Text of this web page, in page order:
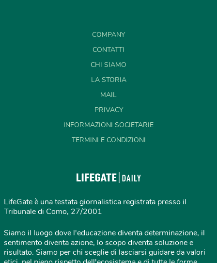
COMPANY
CONTATTI
CHI SIAMO
LA STORIA
MAIL
PRIVACY
INFORMAZIONI SOCIETARIE
TERMINI E CONDIZIONI
LifeGate è una testata giornalistica registrata presso il
Tribunale di Como, 27/2001
Siamo il luogo dove l'educazione diventa determinazione, il
sentimento diventa azione, lo scopo diventa soluzione e
risultato. Siamo per chi sceglie di lasciarsi guidare da valori